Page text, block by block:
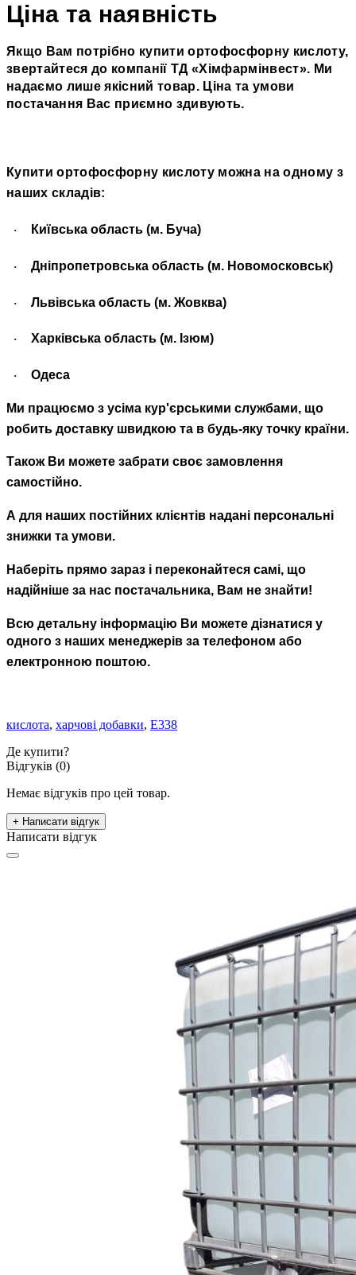
Ціна та наявність
Якщо Вам потрібно купити ортофосфорну кислоту,
звертайтеся до компанії ТД «Хімфармінвест». Ми
надаємо лише якісний товар. Ціна та умови
постачання Вас приємно здивують.
Купити ортофосфорну кислоту можна на одному з
наших складів:
· Київська область (м. Буча)
· Дніпропетровська область (м. Новомосковськ)
· Львівська область (м. Жовква)
· Харківська область (м. Ізюм)
· Одеса
Ми працюємо з усіма кур'єрськими службами, що
робить доставку швидкою та в будь-яку точку країни.
Також Ви можете забрати своє замовлення
самостійно.
А для наших постійних клієнтів надані персональні
знижки та умови.
Наберіть прямо зараз і переконайтеся самі, що
надійніше за нас постачальника, Вам не знайти!
Всю детальну інформацію Ви можете дізнатися у
одного з наших менеджерів за телефоном або
електронною поштою.
кислота, харчові добавки, Е338
Де купити?
Відгуків (0)
Немає відгуків про цей товар.
+ Написати відгук
Написати відгук